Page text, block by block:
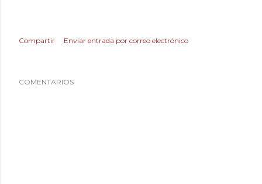
Compartir Enviar entrada por correo electrónico
COMENTARIOS